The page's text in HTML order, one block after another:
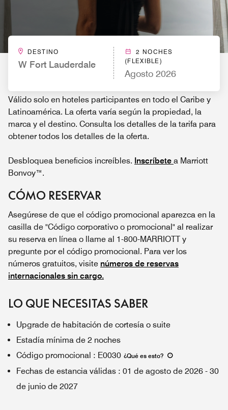
DESTINO
W Fort Lauderdale
2 NOCHES
(FLEXIBLE)
Agosto 2026
Válido solo en hoteles participantes en todo el Caribe y
Latinoamérica. La oferta varía según la propiedad, la
marca y el destino. Consulta los detalles de la tarifa para
obtener todos los detalles de la oferta.
Desbloquea beneficios increíbles. Inscríbete a Marriott
Bonvoy™.
CÓMO RESERVAR
Asegúrese de que el código promocional aparezca en la
casilla de "Código corporativo o promocional" al realizar
su reserva en línea o llame al 1-800-MARRIOTT y
pregunte por el código promocional. Para ver los
números gratuitos, visite números de reservas
internacionales sin cargo.
LO QUE NECESITAS SABER
Upgrade de habitación de cortesía o suite
Estadía mínima de 2 noches
Código promocional : E0030 ¿Qué es esto?
Fechas de estancia válidas : 01 de agosto de 2026 - 30
de junio de 2027